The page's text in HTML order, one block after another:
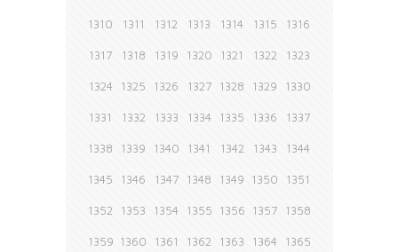
1310 1311 1312 1313 1314 1315 1316
1317 1318 1319 1320 1321 1322 1323
1324 1325 1326 1327 1328 1329 1330
1331 1332 1333 1334 1335 1336 1337
1338 1339 1340 1341 1342 1343 1344
1345 1346 1347 1348 1349 1350 1351
1352 1353 1354 1355 1356 1357 1358
1359 1360 1361 1362 1363 1364 1365